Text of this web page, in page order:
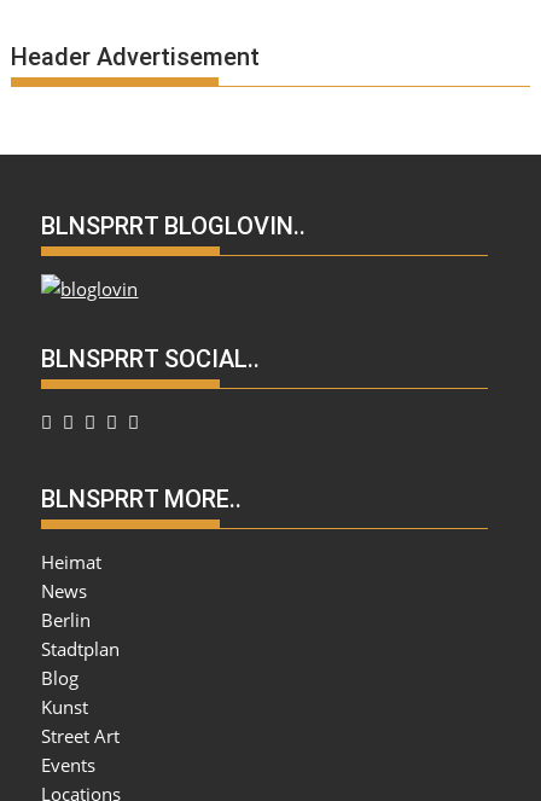
Header Advertisement
BLNSPRRT BLOGLOVIN..
BLNSPRRT SOCIAL..
BLNSPRRT MORE..
Heimat
News
Berlin
Stadtplan
Blog
Kunst
Street Art
Events
Locations